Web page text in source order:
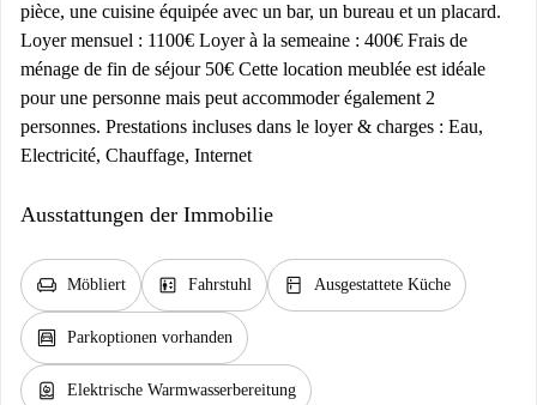
pièce, une cuisine équipée avec un bar, un bureau et un placard.
Loyer mensuel : 1100€ Loyer à la semeaine : 400€ Frais de
ménage de fin de séjour 50€ Cette location meublée est idéale
pour une personne mais peut accommoder également 2
personnes. Prestations incluses dans le loyer & charges : Eau,
Electricité, Chauffage, Internet
Ausstattungen der Immobilie
chair Möbliert elevator Fahrstuhl kitchen Ausgestattete Küche
garage Parkoptionen vorhanden
water_heater Elektrische Warmwasserbereitung